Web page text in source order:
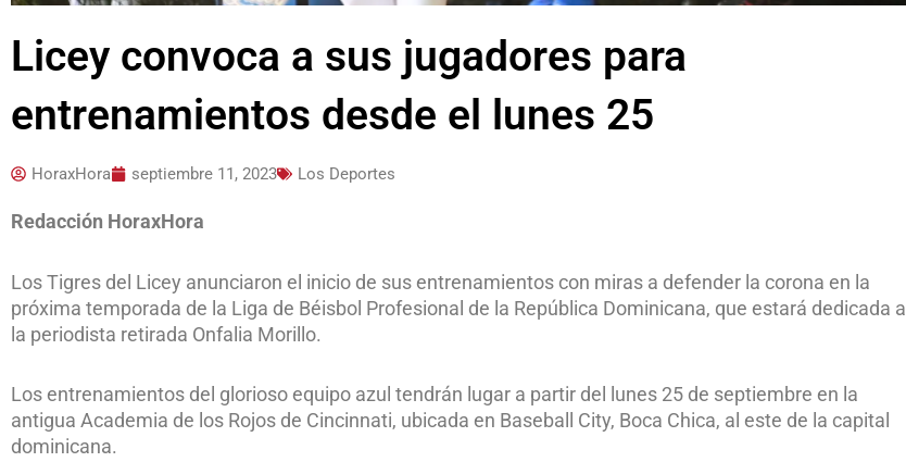
Licey convoca a sus jugadores para
entrenamientos desde el lunes 25
HoraxHora septiembre 11, 2023 Los Deportes
Redacción HoraxHora
Los Tigres del Licey anunciaron el inicio de sus entrenamientos con miras a defender la corona en la
próxima temporada de la Liga de Béisbol Profesional de la República Dominicana, que estará dedicada a
la periodista retirada Onfalia Morillo.
Los entrenamientos del glorioso equipo azul tendrán lugar a partir del lunes 25 de septiembre en la
antigua Academia de los Rojos de Cincinnati, ubicada en Baseball City, Boca Chica, al este de la capital
dominicana.